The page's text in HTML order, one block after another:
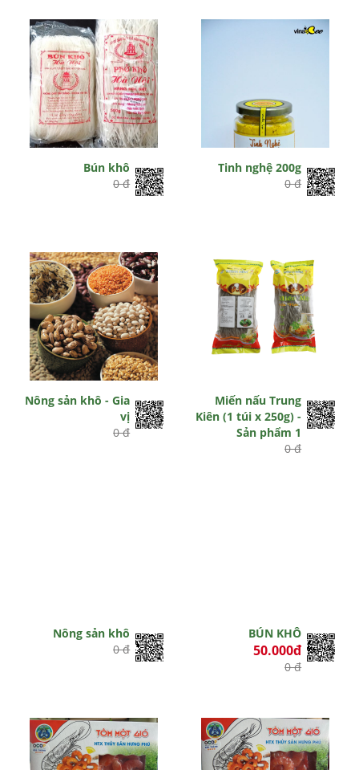
Bún khô
0 đ
Tinh nghệ 200g
0 đ
Nông sản khô - Gia
vị
0 đ
Miến nấu Trung
Kiên (1 túi x 250g) -
Sản phẩm 1
0 đ
Nông sản khô
0 đ
BÚN KHÔ
50.000đ
0 đ